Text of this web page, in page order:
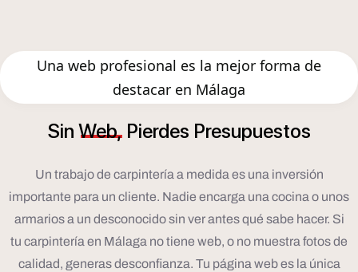
Una web profesional es la mejor forma de
destacar en Málaga
Sin Web, Pierdes Presupuestos
Un trabajo de carpintería a medida es una inversión
importante para un cliente. Nadie encarga una cocina o unos
armarios a un desconocido sin ver antes qué sabe hacer. Si
tu carpintería en Málaga no tiene web, o no muestra fotos de
calidad, generas desconfianza. Tu página web es la única